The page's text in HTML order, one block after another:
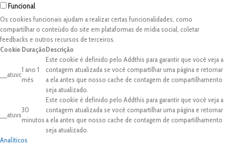
Funcional
Os cookies funcionais ajudam a realizar certas funcionalidades, como
compartilhar o conteúdo do site em plataformas de mídia social, coletar
feedbacks e outros recursos de terceiros.
Cookie DuraçãoDescrição
__atuvc
1 ano 1
mês
Este cookie é definido pelo Addthis para garantir que você veja a
contagem atualizada se você compartilhar uma página e retornar
a ela antes que nosso cache de contagem de compartilhamento
seja atualizado.
__atuvs
30
minutos
Este cookie é definido pelo Addthis para garantir que você veja a
contagem atualizada se você compartilhar uma página e retornar
a ela antes que nosso cache de contagem de compartilhamento
seja atualizado.
Analíticos